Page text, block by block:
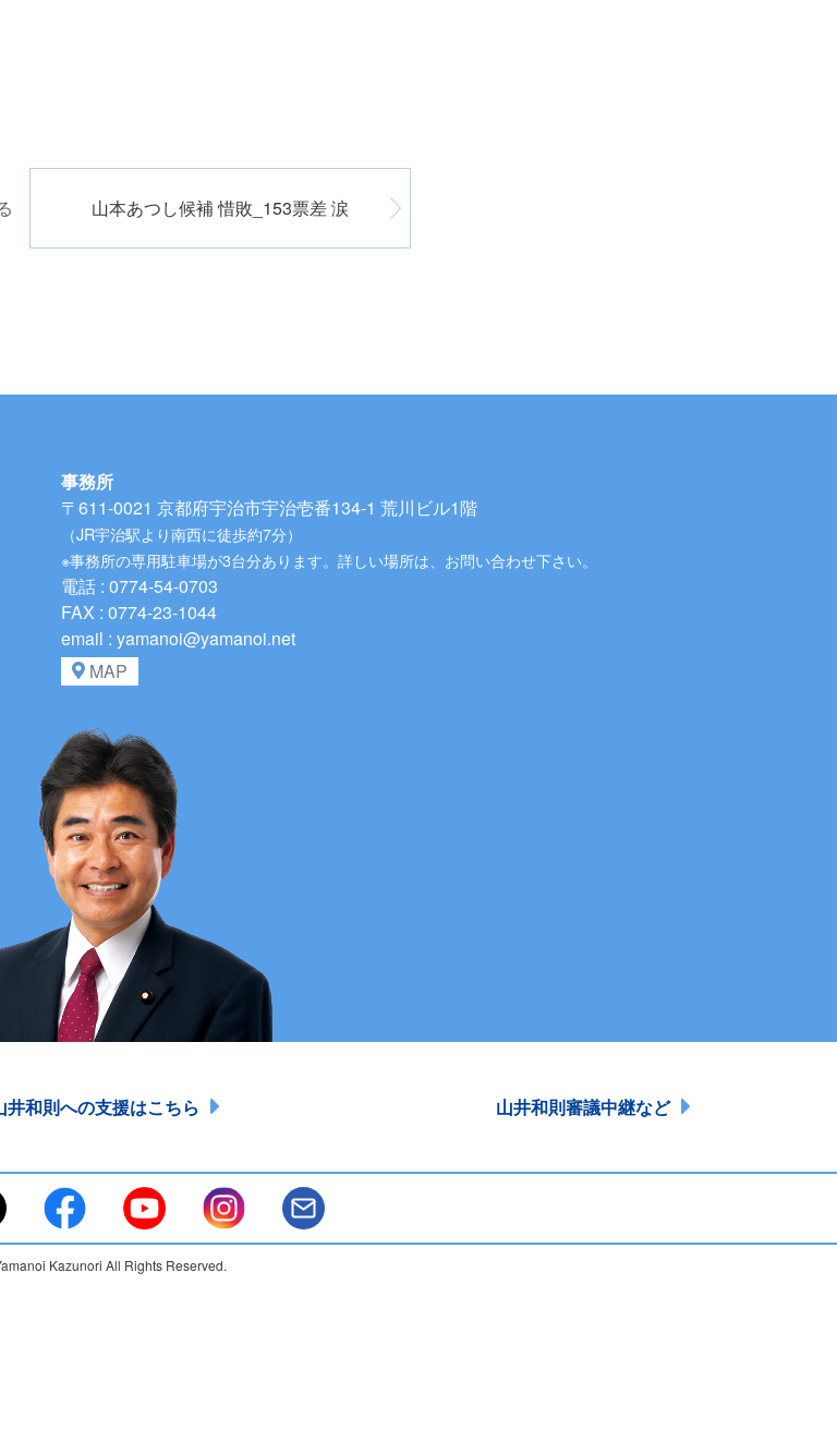
山本あつし候補 惜敗_153票差 涙
事務所
〒611-0021 京都府宇治市宇治壱番134-1 荒川ビル1階
（JR宇治駅より南西に徒歩約7分）
※事務所の専用駐車場が3台分あります。 詳しい場所は、お問い合わせ下さい。
電話 : 0774-54-0703
FAX : 0774-23-1044
email : yamanoi@yamanoi.net
MAP
井和則への支援はこちら 山井和則審議中継など
Kazunori All Rights Reserved.